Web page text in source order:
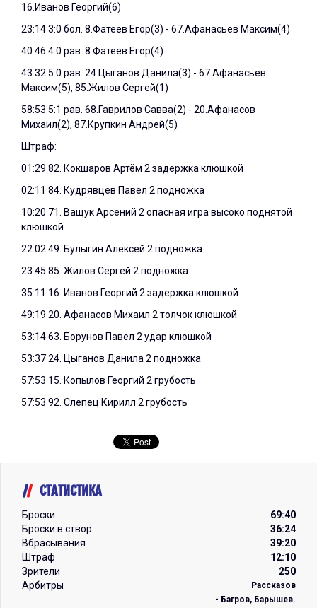
16.Иванов Георгий(6)
23:14 3:0 бол. 8.Фатеев Егор(3) - 67.Афанасьев Максим(4)
40:46 4:0 рав. 8.Фатеев Егор(4)
43:32 5:0 рав. 24.Цыганов Данила(3) - 67.Афанасьев
Максим(5), 85.Жилов Сергей(1)
58:53 5:1 рав. 68.Гаврилов Савва(2) - 20.Афанасов
Михаил(2), 87.Крупкин Андрей(5)
Штраф:
01:29 82. Кокшаров Артём 2 задержка клюшкой
02:11 84. Кудрявцев Павел 2 подножка
10:20 71. Ващук Арсений 2 опасная игра высоко поднятой
клюшкой
22:02 49. Булыгин Алексей 2 подножка
23:45 85. Жилов Сергей 2 подножка
35:11 16. Иванов Георгий 2 задержка клюшкой
49:19 20. Афанасов Михаил 2 толчок клюшкой
53:14 63. Борунов Павел 2 удар клюшкой
53:37 24. Цыганов Данила 2 подножка
57:53 15. Копылов Георгий 2 грубость
57:53 92. Слепец Кирилл 2 грубость
СТАТИСТИКА
Броски
69:40
Броски в створ
36:24
Вбрасывания
39:20
Штраф
12:10
Зрители
250
Арбитры
Рассказов
- Багров, Барышев.